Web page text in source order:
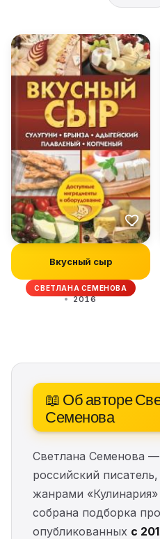
Вкусный сыр
СВЕТЛАНА СЕМЕНОВА
2016
📖 Об авторе
Семенова
Светлана Семенова
российский
жанрами
собрана подборка
опубликованных с